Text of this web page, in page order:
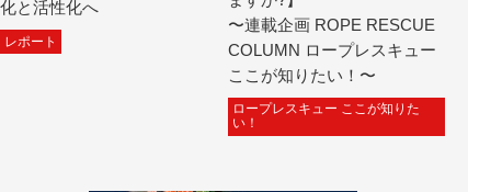
化と活性化へ
レポート
〜連載企画 ROPE RESCUE
COLUMN ロープレスキュー
ここが知りたい！〜
ロープレスキュー ここが知りた
い！